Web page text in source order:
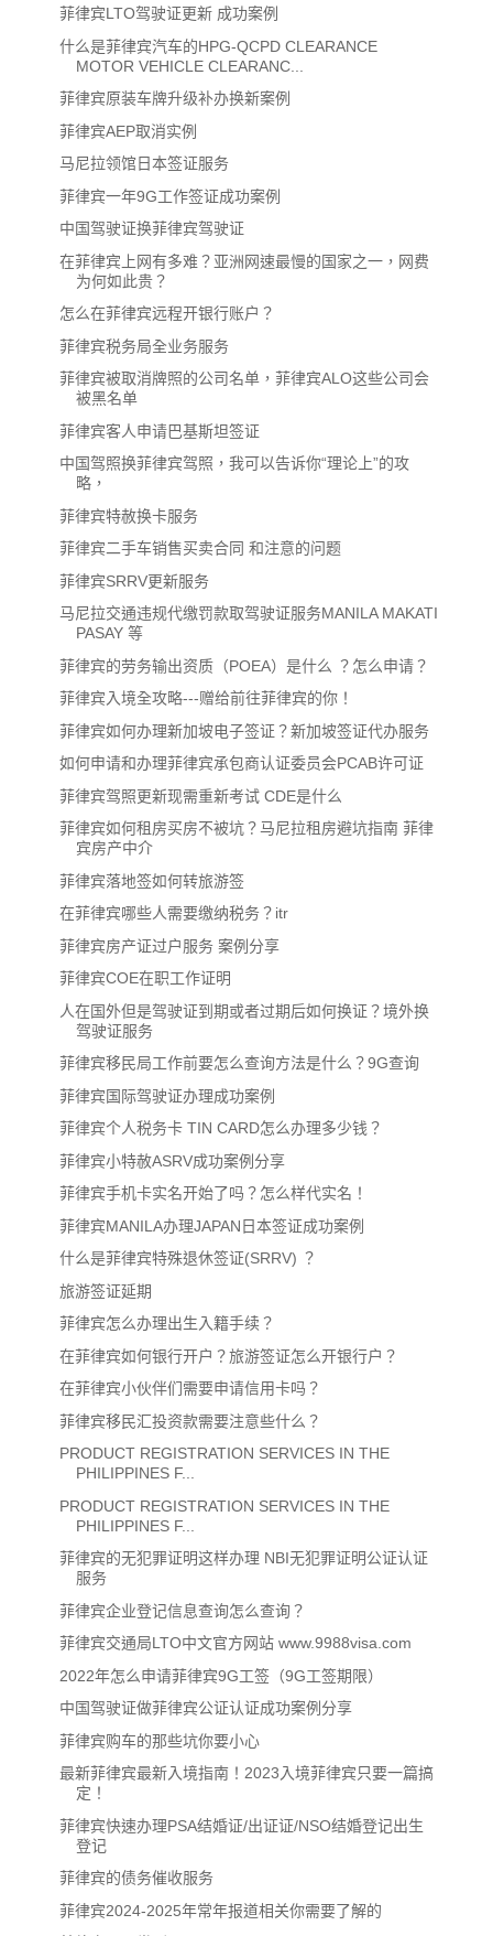
菲律宾LTO驾驶证更新 成功案例
什么是菲律宾汽车的HPG-QCPD CLEARANCE
MOTOR VEHICLE CLEARANC...
菲律宾原装车牌升级补办换新案例
菲律宾AEP取消实例
马尼拉领馆日本签证服务
菲律宾一年9G工作签证成功案例
中国驾驶证换菲律宾驾驶证
在菲律宾上网有多难？亚洲网速最慢的国家之一，网费
为何如此贵？
怎么在菲律宾远程开银行账户？
菲律宾税务局全业务服务
菲律宾被取消牌照的公司名单，菲律宾ALO这些公司会
被黑名单
菲律宾客人申请巴基斯坦签证
中国驾照换菲律宾驾照，我可以告诉你“理论上”的攻
略，
菲律宾特赦换卡服务
菲律宾二手车销售买卖合同 和注意的问题
菲律宾SRRV更新服务
马尼拉交通违规代缴罚款取驾驶证服务MANILA MAKATI
PASAY 等
菲律宾的劳务输出资质（POEA）是什么 ？怎么申请？
菲律宾入境全攻略---赠给前往菲律宾的你！
菲律宾如何办理新加坡电子签证？新加坡签证代办服务
如何申请和办理菲律宾承包商认证委员会PCAB许可证
菲律宾驾照更新现需重新考试 CDE是什么
菲律宾如何租房买房不被坑？马尼拉租房避坑指南 菲律
宾房产中介
菲律宾落地签如何转旅游签
在菲律宾哪些人需要缴纳税务？itr
菲律宾房产证过户服务 案例分享
菲律宾COE在职工作证明
人在国外但是驾驶证到期或者过期后如何换证？境外换
驾驶证服务
菲律宾移民局工作前要怎么查询方法是什么？9G查询
菲律宾国际驾驶证办理成功案例
菲律宾个人税务卡 TIN CARD怎么办理多少钱？
菲律宾小特赦ASRV成功案例分享
菲律宾手机卡实名开始了吗？怎么样代实名！
菲律宾MANILA办理JAPAN日本签证成功案例
什么是菲律宾特殊退休签证(SRRV) ？
旅游签证延期
菲律宾怎么办理出生入籍手续？
在菲律宾如何银行开户？旅游签证怎么开银行户？
在菲律宾小伙伴们需要申请信用卡吗？
菲律宾移民汇投资款需要注意些什么？
PRODUCT REGISTRATION SERVICES IN THE
PHILIPPINES F...
PRODUCT REGISTRATION SERVICES IN THE
PHILIPPINES F...
菲律宾的无犯罪证明这样办理 NBI无犯罪证明公证认证
服务
菲律宾企业登记信息查询怎么查询？
菲律宾交通局LTO中文官方网站 www.9988visa.com
2022年怎么申请菲律宾9G工签（9G工签期限）
中国驾驶证做菲律宾公证认证成功案例分享
菲律宾购车的那些坑你要小心
最新菲律宾最新入境指南！2023入境菲律宾只要一篇搞
定！
菲律宾快速办理PSA结婚证/出证证/NSO结婚登记出生
登记
菲律宾的债务催收服务
菲律宾2024-2025年常年报道相关你需要了解的